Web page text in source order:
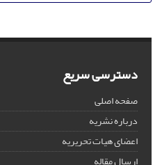
دسترسی سریع
صفحه اصلی
درباره نشریه
اعضای هیات تحریریه